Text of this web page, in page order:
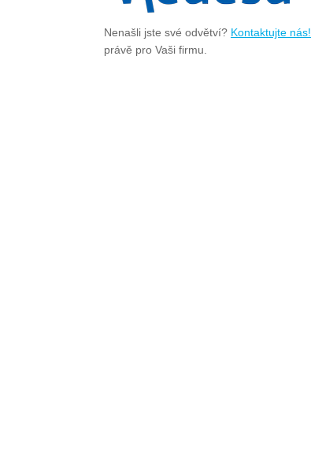
Nenašli jste své odvětví? Kontaktujte nás!
právě pro Vaši firmu.